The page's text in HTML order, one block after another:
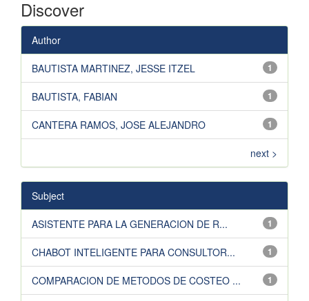
Discover
Author
1
BAUTISTA MARTINEZ, JESSE ITZEL
1
BAUTISTA, FABIAN
1
CANTERA RAMOS, JOSE ALEJANDRO
next >
Subject
1
ASISTENTE PARA LA GENERACION DE R...
1
CHABOT INTELIGENTE PARA CONSULTOR...
1
COMPARACION DE METODOS DE COSTEO ...